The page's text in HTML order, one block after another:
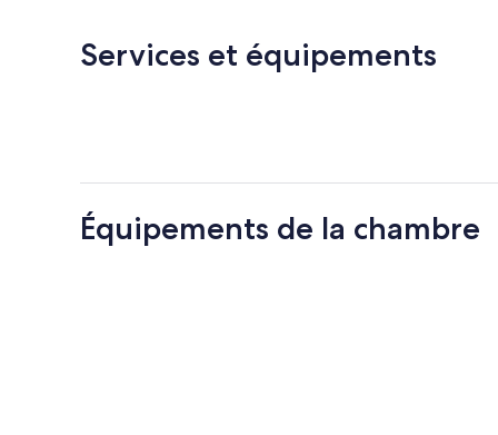
Services et équipements
Équipements de la chambre